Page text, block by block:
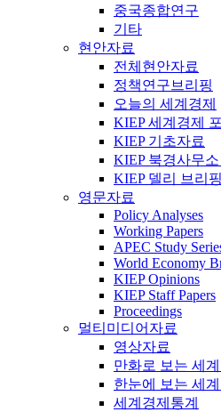
중국종합연구
기타
현안자료
전체현안자료
정책연구브리핑
오늘의 세계경제
KIEP 세계경제
KIEP 기초자료
KIEP 북경사무
KIEP 델리 브리핑
영문자료
Policy Analyses
Working Papers
APEC Study
World Economy
KIEP Opinions
KIEP Staff Papers
Proceedings
멀티미디어자료
영상자료
만화로 보는 세계
한눈에 보는 세계
세계경제통계